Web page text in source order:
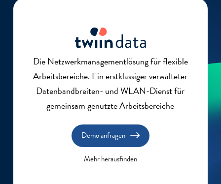
Die Netzwerkmanagementlösung für flexible
Arbeitsbereiche. Ein erstklassiger verwalteter
Datenbandbreiten- und WLAN-Dienst für
gemeinsam genutzte Arbeitsbereiche
Demo anfragen
Mehr herausfinden